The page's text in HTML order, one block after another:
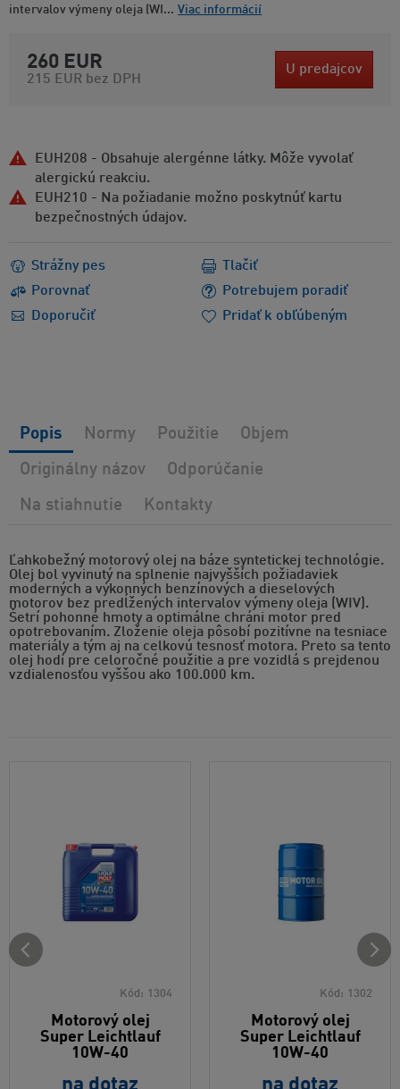
intervalov výmeny oleja (WI... Viac informácií
260 EUR
215 EUR bez DPH
U predajcov
EUH208 - Obsahuje alergénne látky. Môže vyvolať
alergickú reakciu.
EUH210 - Na požiadanie možno poskytnúť kartu
bezpečnostných údajov.
Strážny pes
Porovnať
Potrebujem poradiť
Doporučiť
Tlačiť
Pridať k obľúbeným
Ľahkobežný motorový olej na báze syntetickej technológie.
Olej bol vyvinutý na splnenie najvyšších požiadaviek
moderných a výkonných benzínových a dieselových
motorov bez predĺžených intervalov výmeny oleja (WIV).
Šetrí pohonné hmoty a optimálne chráni motor pred
opotrebovaním. Zloženie oleja pôsobí pozitívne na tesniace
materiály a tým aj na celkovú tesnosť motora. Preto sa tento
olej hodí pre celoročné použitie a pre vozidlá s prejdenou
vzdialenosťou vyššou ako 100.000 km.
Popis Normy Použitie Objem
Originálny názov Odporúčanie
Na stiahnutie Kontakty
Kód: 1304
Motorový olej
Super Leichtlauf
10W-40
na dotaz
Kód: 1302
Motorový olej
Super Leichtlauf
10W-40
na dotaz